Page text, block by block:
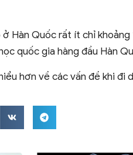
Hàn Quốc rất ít chỉ
quốc gia hàng đầu Hàn
hơn về các vấn đề khi đi